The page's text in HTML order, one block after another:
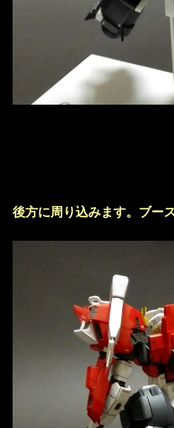
後方に周り込みます。ブー